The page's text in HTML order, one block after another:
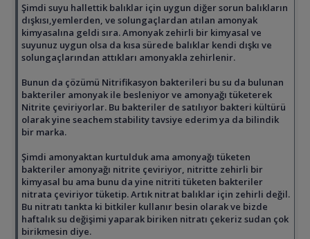
Şimdi suyu hallettik balıklar için uygun diğer sorun balıkların
dışkısı,yemlerden, ve solungaçlardan atılan amonyak
kimyasalına geldi sıra. Amonyak zehirli bir kimyasal ve
suyunuz uygun olsa da kısa sürede balıklar kendi dışkı ve
solungaçlarından attıkları amonyakla zehirlenir.
Bunun da çözümü Nitrifikasyon bakterileri bu su da bulunan
bakteriler amonyak ile besleniyor ve amonyağı tüketerek
Nitrite çeviriyorlar. Bu bakteriler de satılıyor bakteri kültürü
olarak yine seachem stability tavsiye ederim ya da bilindik
bir marka.
Şimdi amonyaktan kurtulduk ama amonyağı tüketen
bakteriler amonyağı nitrite çeviriyor, nitritte zehirli bir
kimyasal bu ama bunu da yine nitriti tüketen bakteriler
nitrata çeviriyor tüketip. Artık nitrat balıklar için zehirli değil.
Bu nitratı tankta ki bitkiler kullanır besin olarak ve bizde
haftalık su değişimi yaparak biriken nitratı çekeriz sudan çok
birikmesin diye.